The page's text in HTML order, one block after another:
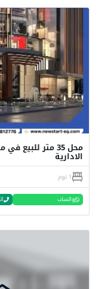
محل 35 متر
الادارية
1 نوم
واتساب